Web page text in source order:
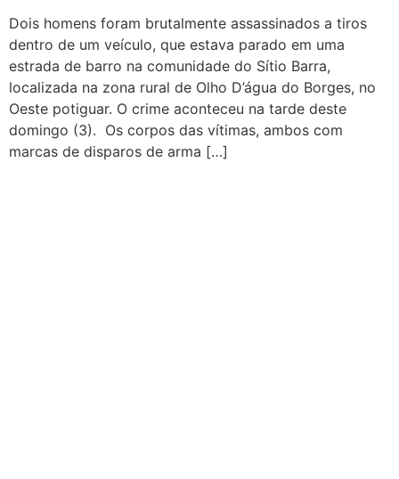
Dois homens foram brutalmente assassinados a tiros
dentro de um veículo, que estava parado em uma
estrada de barro na comunidade do Sítio Barra,
localizada na zona rural de Olho D’água do Borges, no
Oeste potiguar. O crime aconteceu na tarde deste
domingo (3). Os corpos das vítimas, ambos com
marcas de disparos de arma […]